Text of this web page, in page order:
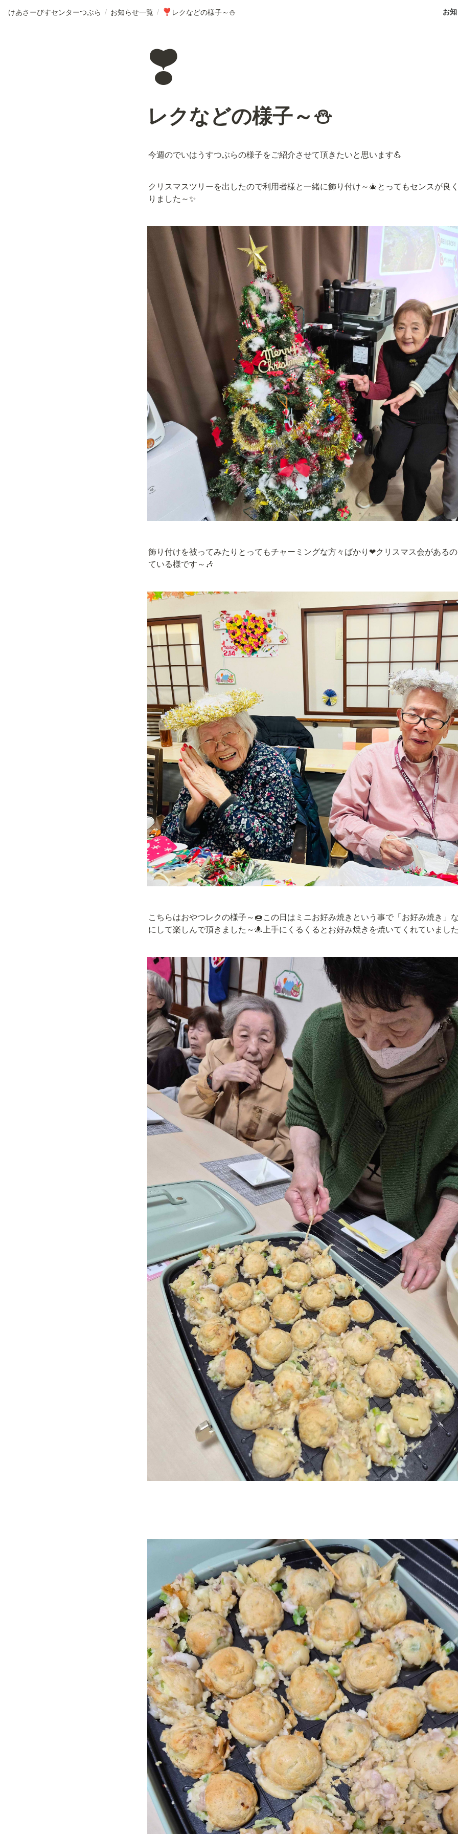
けあさーびすセンターつぶら / お知らせ一覧 / ❣️ レクなどの様子～⛄ お
❣️
レクなどの様子～⛄
今週のでいはうすつぶらの様子をご紹介させて頂きたいと思います💪
クリスマスツリーを出したので利用者様と一緒に飾り付け～🎄とってもセンスが良
りました～✨
飾り付けを被ってみたりとってもチャーミングな方々ばかり❤クリスマス会がある
ている様です～🎶
こちらはおやつレクの様子～🍩この日はミニお好み焼きという事で「お好み焼き」
にして楽しんで頂きました～🐙上手にくるくるとお好み焼きを焼いてくれていまし